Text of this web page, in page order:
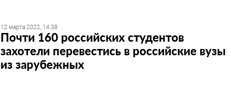
12 марта 2022, 14:38
Почти 160 российских студентов
захотели перевестись в российские вузы
из зарубежных